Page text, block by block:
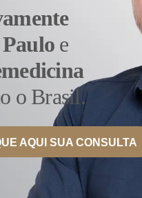
Exterior
e
o Brasil.
AQUI SUA CONSULTA